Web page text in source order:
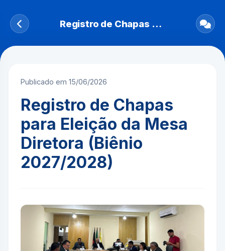
Registro de Chapas para Eleição da Mesa Diretora (Biênio 2027/2028)
Publicado em 15/06/2026
Registro de Chapas
para Eleição da Mesa
Diretora (Biênio
2027/2028)